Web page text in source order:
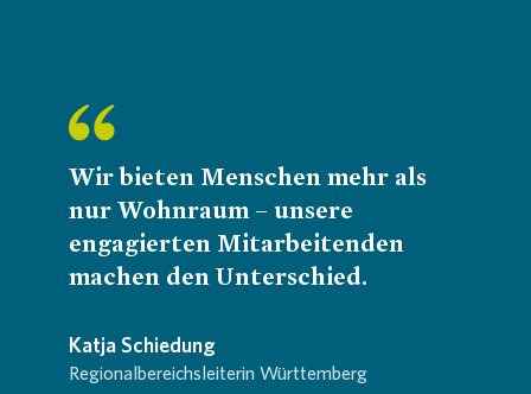
Wir bieten Menschen mehr als
nur Wohnraum – unsere
engagierten Mitarbeitenden
machen den Unterschied.
Katja Schiedung
Regionalbereichsleiterin Württemberg